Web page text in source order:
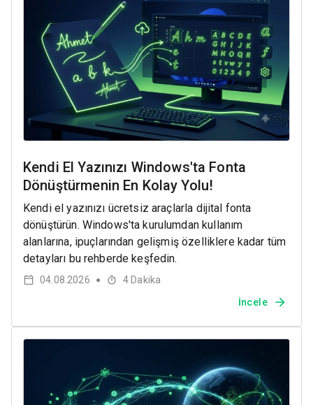
Kendi El Yazınızı Windows'ta Fonta
Dönüştürmenin En Kolay Yolu!
Kendi el yazınızı ücretsiz araçlarla dijital fonta
dönüştürün. Windows'ta kurulumdan kullanım
alanlarına, ipuçlarından gelişmiş özelliklere kadar tüm
detayları bu rehberde keşfedin.
04.08.2026 ● 4 Dakika
İncele